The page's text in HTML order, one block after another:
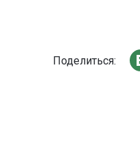
Поделиться: